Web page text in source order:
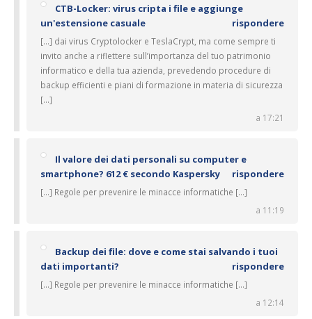
CTB-Locker: virus cripta i file e aggiunge
un'estensione casuale
rispondere
[…] dai virus Cryptolocker e TeslaCrypt, ma come sempre ti
invito anche a riflettere sull’importanza del tuo patrimonio
informatico e della tua azienda, prevedendo procedure di
backup efficienti e piani di formazione in materia di sicurezza
[…]
a 17:21
Il valore dei dati personali su computer e
smartphone? 612 € secondo Kaspersky
rispondere
[…] Regole per prevenire le minacce informatiche […]
a 11:19
Backup dei file: dove e come stai salvando i tuoi
dati importanti?
rispondere
[…] Regole per prevenire le minacce informatiche […]
a 12:14